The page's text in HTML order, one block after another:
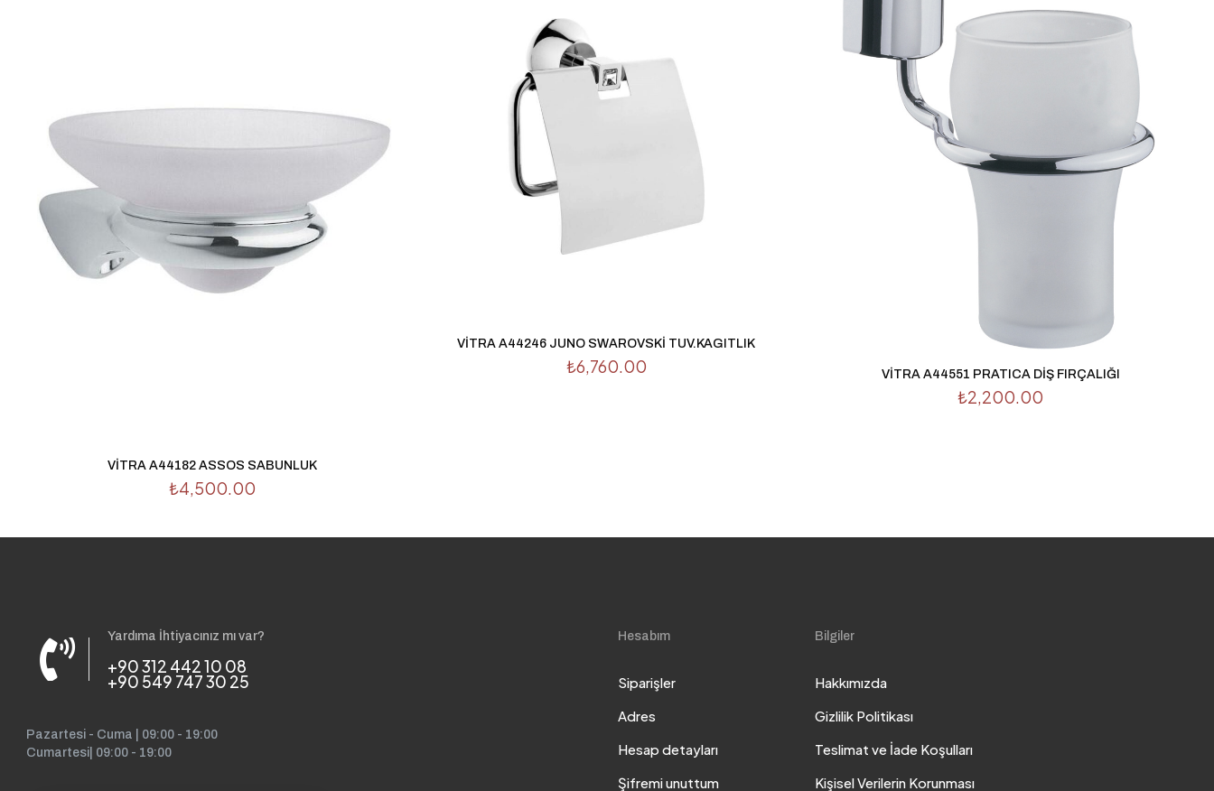
2/5 yıldız 5/5 yıldız
İsim*
VİTRA A44182 ASSOS SABUNLUK
₺4,500.00
VİTRA A44246 JUNO SWAROVSKİ TUV.KAGITLIK
₺6,760.00 VİTRA A44551 PRATICA DİŞ FIRÇALIĞI
₺2,200.00
Yardıma İhtiyacınız mı var?
+90 312 442 10 08
+90 549 747 30 25
Pazartesi - Cuma | 09:00 - 19:00
Cumartesi| 09:00 - 19:00
Hesabım
Siparişler
Adres
Hesap detayları
Şifremi unuttum
Bilgiler
Hakkımızda
Gizlilik Politikası
Teslimat ve İade Koşulları
Kişisel Verilerin Korunması